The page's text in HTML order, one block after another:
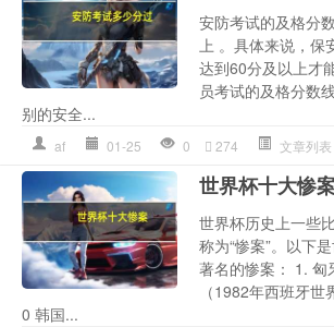
安防考试的及格分
上 。具体来说，保
达到60分及以上才
员考试的及格分数
别的安全...
af 01-25 0 274 文章列表
世界杯十大惨
世界杯历史上一些
称为“惨案”。以下
著名的惨案： 1. 匈
（1982年西班牙
0 韩国...